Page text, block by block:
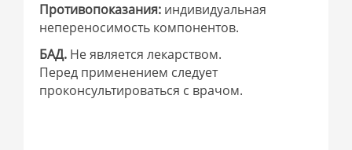
Противопоказания: индивидуальная
непереносимость компонентов.
БАД. Не является лекарством.
Перед применением следует
проконсультироваться с врачом.